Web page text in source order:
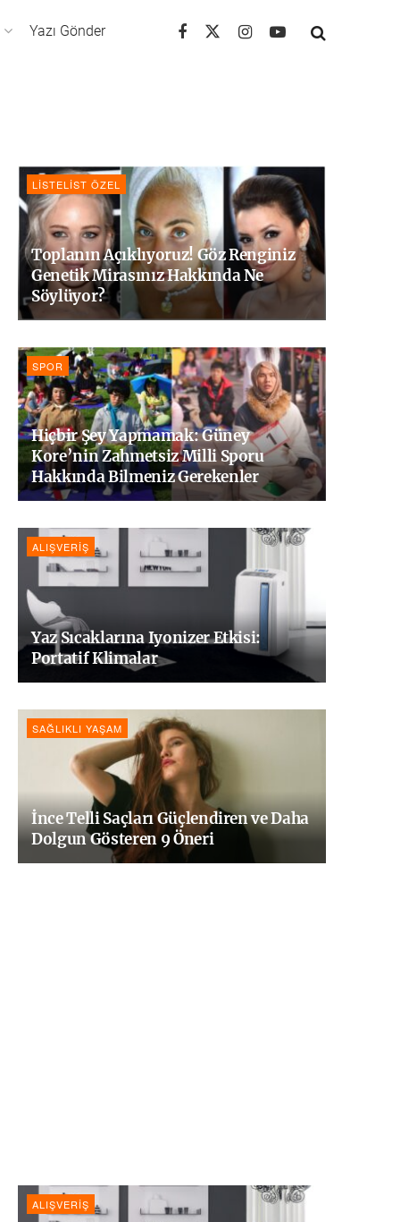
Yazı Gönder
LISTELIST ÖZEL
Toplanın Açıklıyoruz! Göz Renginiz
Genetik Mirasınız Hakkında Ne
Söylüyor?
SPOR
Hiçbir Şey Yapmamak: Güney
Kore’nin Zahmetsiz Milli Sporu
Hakkında Bilmeniz Gerekenler
ALIŞVERIŞ
Yaz Sıcaklarına Iyonizer Etkisi:
Portatif Klimalar
SAĞLIKLI YAŞAM
İnce Telli Saçları Güçlendiren ve Daha
Dolgun Gösteren 9 Öneri
ALIŞVERIŞ